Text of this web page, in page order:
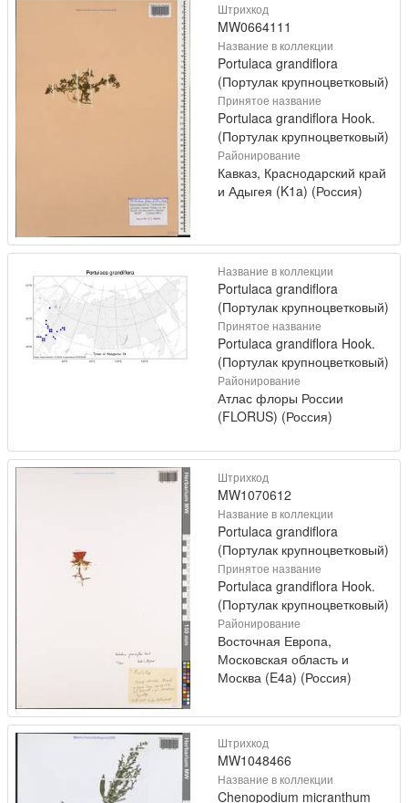
Штрихкод
MW0664111
Название в коллекции
Portulaca grandiflora
(Портулак крупноцветковый)
Принятое название
Portulaca grandiflora Hook.
(Портулак крупноцветковый)
Районирование
Кавказ, Краснодарский край
и Адыгея (K1a) (Россия)
Название в коллекции
Portulaca grandiflora
(Портулак крупноцветковый)
Принятое название
Portulaca grandiflora Hook.
(Портулак крупноцветковый)
Районирование
Атлас флоры России
(FLORUS) (Россия)
Штрихкод
MW1070612
Название в коллекции
Portulaca grandiflora
(Портулак крупноцветковый)
Принятое название
Portulaca grandiflora Hook.
(Портулак крупноцветковый)
Районирование
Восточная Европа,
Московская область и
Москва (E4a) (Россия)
Штрихкод
MW1048466
Название в коллекции
Chenopodium micranthum